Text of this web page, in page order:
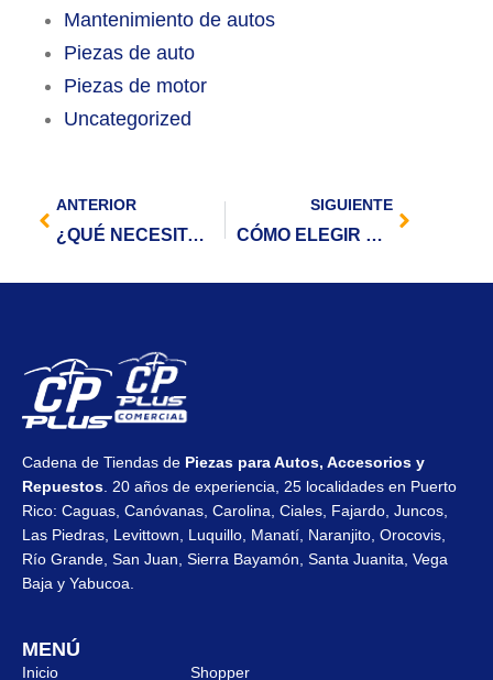
Mantenimiento de autos
Piezas de auto
Piezas de motor
Uncategorized
ANTERIOR
¿QUÉ NECESITAS SABER SOBRE LOS FUSIBLES DE TU AUTO?
SIGUIENTE
CÓMO ELEGIR LAS LUCES PARA CARRO
Cadena de Tiendas de Piezas para Autos, Accesorios y
Repuestos . 20 años de experiencia, 25 localidades en Puerto
Rico: Caguas, Canóvanas, Carolina, Ciales, Fajardo, Juncos,
Las Piedras, Levittown, Luquillo, Manatí, Naranjito, Orocovis,
Río Grande, San Juan, Sierra Bayamón, Santa Juanita, Vega
Baja y Yabucoa.
MENÚ
Inicio
Shopper